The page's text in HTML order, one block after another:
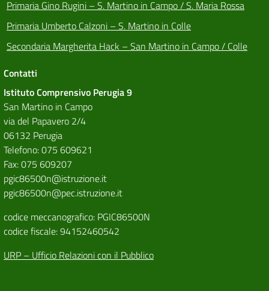
Primaria Gino Rugini – S. Martino in Campo / S. Maria Rossa
Primaria Umberto Calzoni – S. Martino in Colle
Secondaria Margherita Hack – San Martino in Campo / Colle
Contatti
Istituto Comprensivo Perugia 9
San Martino in Campo
via del Papavero 2/4
06132 Perugia
Telefono: 075 609621
Fax: 075 609207
pgic86500n@istruzione.it
pgic86500n@pec.istruzione.it
codice meccanografico: PGIC86500N
codice fiscale: 94152460542
URP – Ufficio Relazioni con il Pubblico